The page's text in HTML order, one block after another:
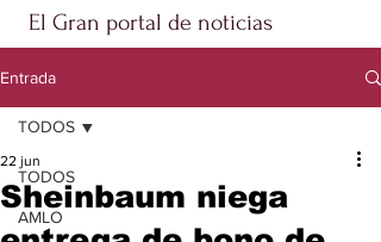
El Gran portal de noticias
Entrada
TODOS
AMLO
TODOS
Sheinbaum niega
22 jun